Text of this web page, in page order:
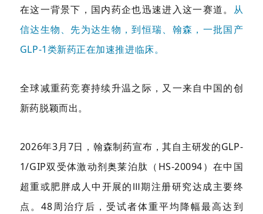
在这一背景下，国内药企也迅速进入这一赛道。 从
信达生物、先为达生物，到恒瑞、翰森，一批国产
GLP-1类新药正在加速推进临床。
全球减重药竞赛持续升温之际，又一来自中国的创
新药脱颖而出。
2026年3月7日，翰森制药宣布，其自主研发的GLP-
1/GIP双受体激动剂奥莱泊肽（HS-20094）在中国
超重或肥胖成人中开展的Ⅲ期注册研究达成主要终
点。48周治疗后，受试者体重平均降幅最高达到